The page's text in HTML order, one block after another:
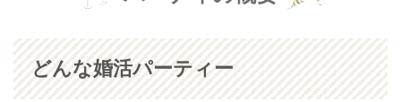
どんな婚活パーティー